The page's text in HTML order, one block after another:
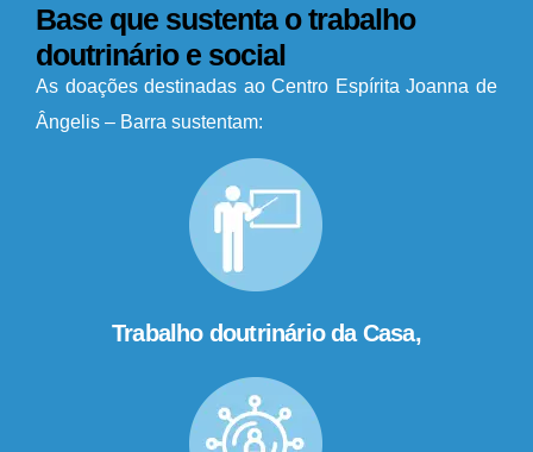
Base que sustenta o trabalho
doutrinário e social
As doações destinadas ao Centro Espírita Joanna de
Ângelis – Barra sustentam:
Trabalho doutrinário da Casa,